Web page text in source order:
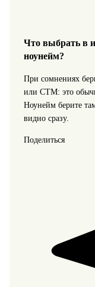
Что выбрать в
ноунейм?
При сомнениях
или СТМ: это
Ноунейм берите
видно сразу.
Поделиться